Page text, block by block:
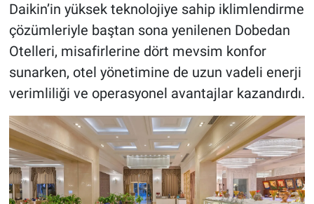
Daikin’in yüksek teknolojiye sahip iklimlendirme
çözümleriyle baştan sona yenilenen Dobedan
Otelleri, misafirlerine dört mevsim konfor
sunarken, otel yönetimine de uzun vadeli enerji
verimliliği ve operasyonel avantajlar kazandırdı.